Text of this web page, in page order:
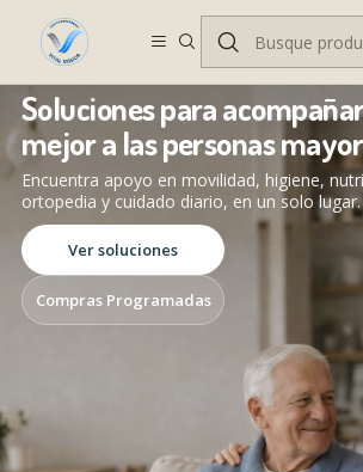
Despacho gratis en RM desde $100.000.
Soluciones para
mejor a las personas
Encuentra apoyo en movilidad, higiene,
ortopedia y cuidado diario, en un solo lugar.
Ver soluciones
Compras Programadas